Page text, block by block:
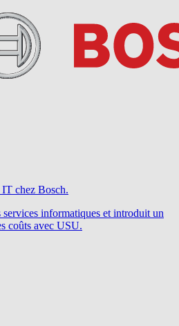
chez Bosch.
services informatiques et introduit un
coûts avec USU.